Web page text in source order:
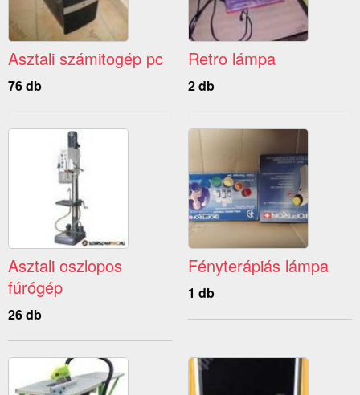
Asztali számitogép pc
76 db
Retro lámpa
2 db
Asztali oszlopos
fúrógép
26 db
Fényterápiás lámpa
1 db